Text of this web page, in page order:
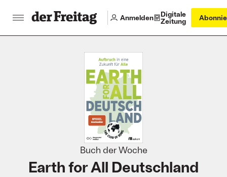
Anmelden
Digitale
Zeitung
Buch der Woche
Earth for All Deutschland